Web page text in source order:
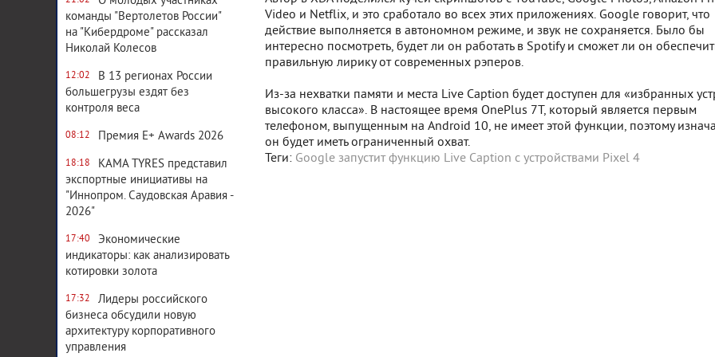
команды "Вертолетов России"
на "Кибердроме" рассказал
Николай Колесов
12:02
В 13 регионах России
большегрузы ездят без
контроля веса
08:12 Премия E+ Awards 2026
18:18
KAMA TYRES представил
экспортные инициативы на
"Иннопром. Саудовская Аравия -
2026"
17:40
Экономические
индикаторы: как анализировать
котировки золота
17:32
Лидеры российского
бизнеса обсудили новую
архитектуру корпоративного
управления
Video и Netflix, и это сработало во всех этих приложениях. Google говорит, что
действие выполняется в автономном режиме, и звук не сохраняется. Было бы
интересно посмотреть, будет ли он работать в Spotify и сможет ли он
правильную лирику от современных рэперов.
Из-за нехватки памяти и места Live Caption будет доступен для «избранных
высокого класса». В настоящее время OnePlus 7T, который является первым
телефоном, выпущенным на Android 10, не имеет этой функции, поэтому
он будет иметь ограниченный охват.
Теги: Google запустит функцию Live Caption с устройствами Pixel 4